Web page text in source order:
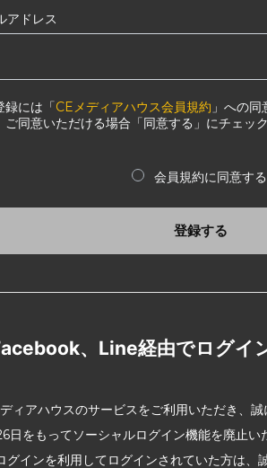
アドレス
録には「CEメディアハウス会員規約 」への
ご同意いただける場合「同意する」にチェッ
会員規約に同意する
登録する
、Line経由でログイ
ィアハウスのサービスをご利用いただき、誠
日をもってソーシャルログイン機能を廃止い
グインを利用してログインされていた方は、